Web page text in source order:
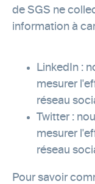
de SGS ne
information à
LinkedIn :
mesurer
réseau
Twitter :
mesurer
réseau
Pour savoir